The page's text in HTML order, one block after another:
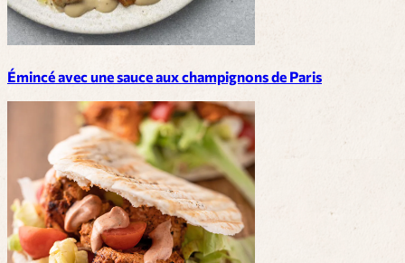
Émincé avec une sauce aux champignons de Paris